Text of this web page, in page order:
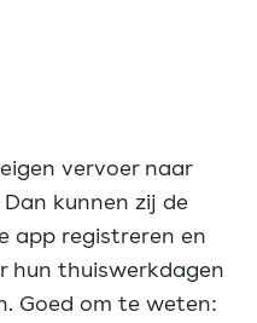
vervoer naar
kunnen zij de
app registreren en
hun thuiswerkdagen
Goed om te weten: